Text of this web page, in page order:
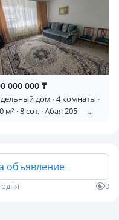
000 000 ₸
дом · 4 комнаты ·
м² · 8 сот. · Абая 205 —
объявление
0